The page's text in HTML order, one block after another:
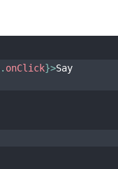
. onClick}>Say